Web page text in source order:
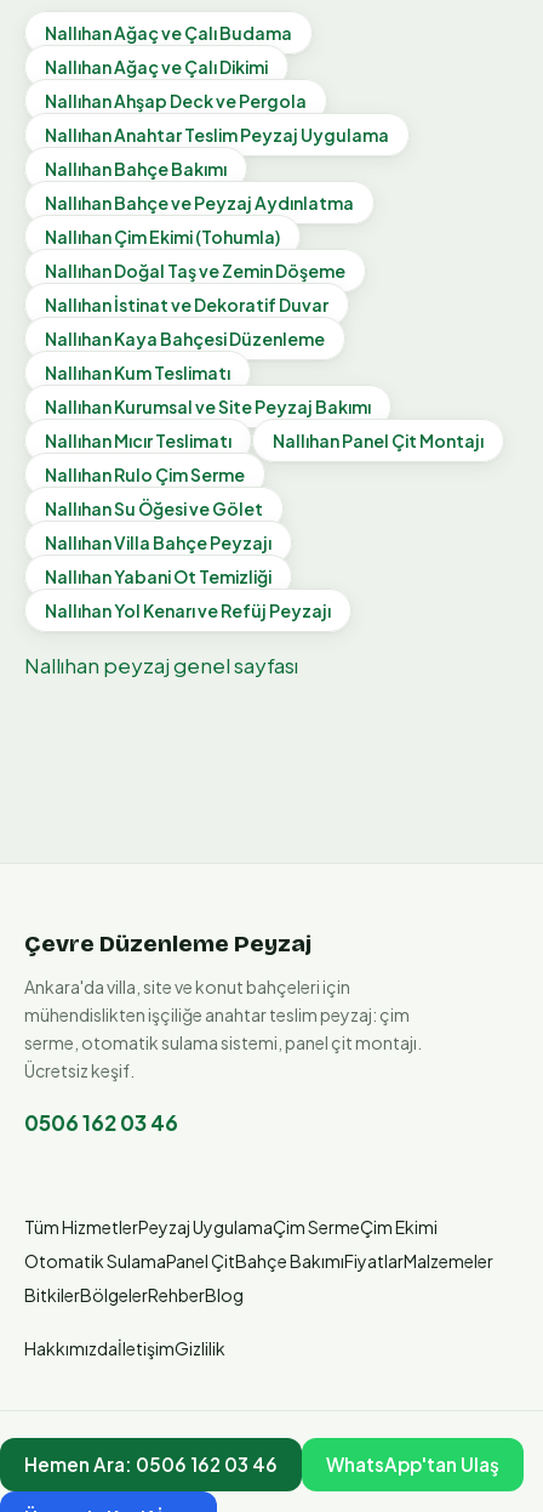
NallıhanAğaç ve Çalı Budama
NallıhanAğaç ve Çalı Dikimi
NallıhanAhşap Deck ve Pergola
NallıhanAnahtar Teslim Peyzaj Uygulama
NallıhanBahçe Bakımı
NallıhanBahçe ve Peyzaj Aydınlatma
NallıhanÇim Ekimi (Tohumla)
NallıhanDoğal Taş ve Zemin Döşeme
Nallıhanİstinat ve Dekoratif Duvar
NallıhanKaya Bahçesi Düzenleme
NallıhanKum Teslimatı
NallıhanKurumsal ve Site Peyzaj Bakımı
NallıhanMıcır Teslimatı NallıhanPanel Çit Montajı
NallıhanRulo Çim Serme
NallıhanSu Öğesi ve Gölet
NallıhanVilla Bahçe Peyzajı
NallıhanYabani Ot Temizliği
NallıhanYol Kenarı ve Refüj Peyzajı
Nallıhan peyzaj genel sayfası
Çevre Düzenleme Peyzaj
Ankara'da villa, site ve konut bahçeleri için
mühendislikten işçiliğe anahtar teslim peyzaj: çim
serme, otomatik sulama sistemi, panel çit montajı.
Ücretsiz keşif.
0506 162 03 46
Tüm HizmetlerPeyzaj UygulamaÇim SermeÇim Ekimi
Otomatik SulamaPanel ÇitBahçe BakımıFiyatlarMalzemeler
BitkilerBölgelerRehberBlog
HakkımızdaİletişimGizlilik
Hemen Ara: 0506 162 03 46 WhatsApp'tan Ulaş